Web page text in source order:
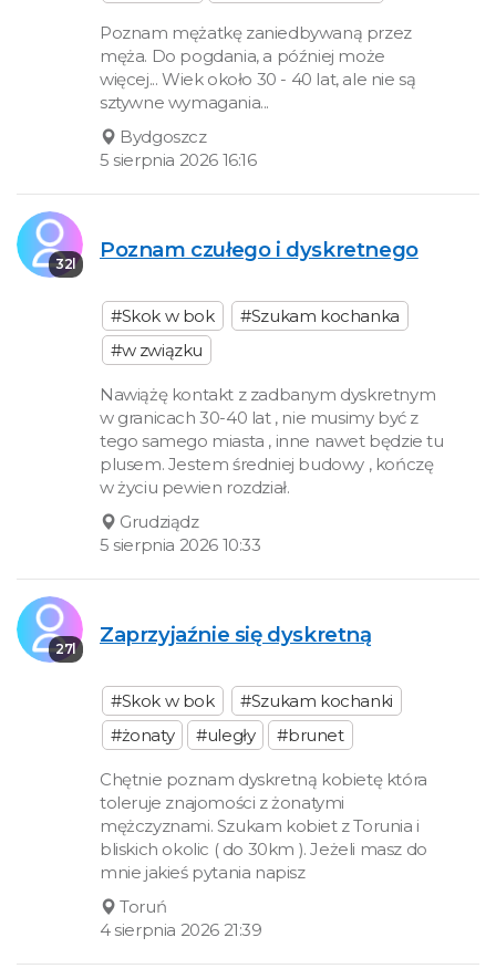
Poznam mężatkę zaniedbywaną przez
męża. Do pogdania, a później może
więcej... Wiek około 30 - 40 lat, ale nie są
sztywne wymagania...
Bydgoszcz
5 sierpnia 2026 16:16
32l
Poznam czułego i dyskretnego
#Skok w bok
#Szukam kochanka
#w związku
Nawiążę kontakt z zadbanym dyskretnym
w granicach 30-40 lat , nie musimy być z
tego samego miasta , inne nawet będzie tu
plusem. Jestem średniej budowy , kończę
w życiu pewien rozdział.
Grudziądz
5 sierpnia 2026 10:33
27l
Zaprzyjaźnie się dyskretną
#Skok w bok
#Szukam kochanki
#żonaty
#uległy #brunet
Chętnie poznam dyskretną kobietę która
toleruje znajomości z żonatymi
mężczyznami. Szukam kobiet z Torunia i
bliskich okolic ( do 30km ). Jeżeli masz do
mnie jakieś pytania napisz
Toruń
4 sierpnia 2026 21:39